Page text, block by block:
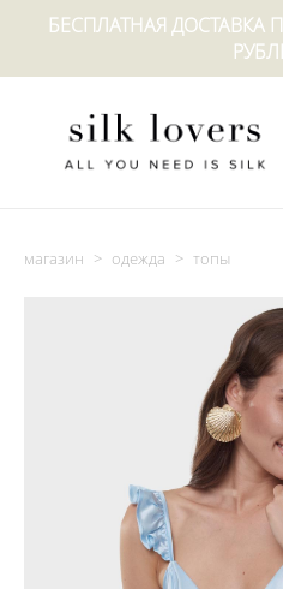
БЕСПЛАТНАЯ ДОСТАВКА
магазин > одежда > топы